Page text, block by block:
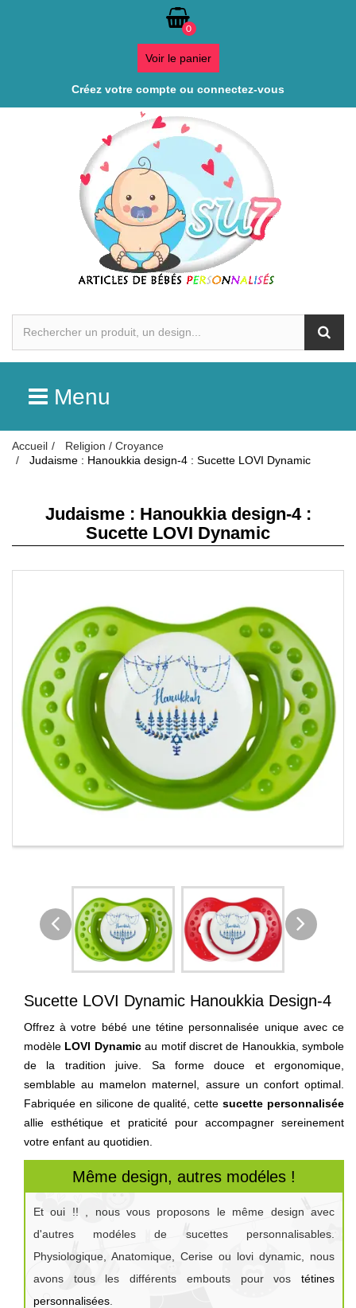
0
Voir le panier
Créez votre compte ou connectez-vous
Menu
Accueil
Religion / Croyance
Judaisme : Hanoukkia design-4 : Sucette LOVI Dynamic
Judaisme : Hanoukkia design-4 :
Sucette LOVI Dynamic
Sucette LOVI Dynamic Hanoukkia Design-4
Offrez à votre bébé une tétine personnalisée unique avec ce
modèle LOVI Dynamicau motif discret de Hanoukkia, symbole
de la tradition juive. Sa forme douce et ergonomique,
semblable au mamelon maternel, assure un confort optimal.
Fabriquée en silicone de qualité, cettesucette personnalisée
allie esthétique et praticité pour accompagner sereinement
votre enfant au quotidien.
Même design, autres modéles !
Et oui !! , nous vous proposons le même design avec
d'autres modéles de sucettes personnalisables.
Physiologique, Anatomique, Cerise ou lovi dynamic, nous
avons tous les différents embouts pour vos tétines
personnalisées